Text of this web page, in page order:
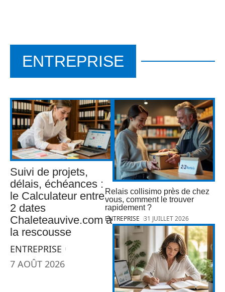
ENTREPRISE
Suivi de projets,
délais, échéances :
le Calculateur entre
2 dates
Chaleteauvive.com à
la rescousse
ENTREPRISE
7 AOÛT 2026
Relais collisimo près de chez
vous, comment le trouver
rapidement ?
ENTREPRISE 31 JUILLET 2026